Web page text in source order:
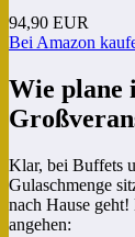
94,90 EUR
Bei Amazon
Wie plane
Klar, bei Buffets
Gulaschmenge
nach Hause
angehen: